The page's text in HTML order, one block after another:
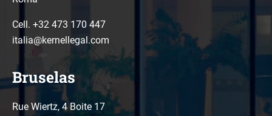
Cell. +32 473 170 447
italia@kernellegal.com
Bruselas
Rue Wiertz, 4 Boite 17